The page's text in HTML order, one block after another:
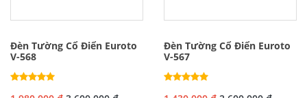
Đèn Tường Cổ Điển Euroto
V-568
Đèn Tường Cổ Điển Euroto
V-567